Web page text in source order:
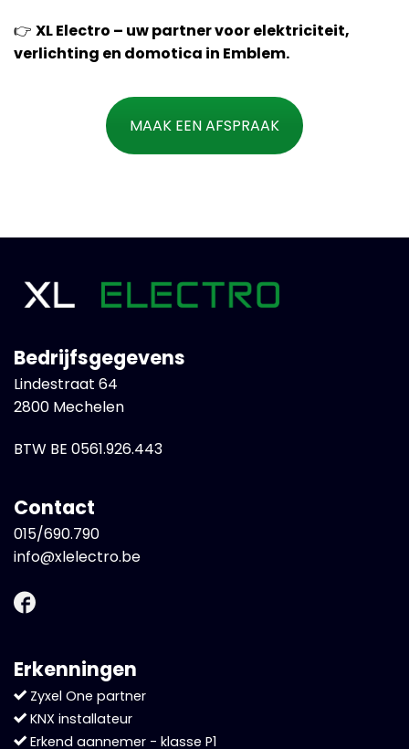
👉 XL Electro – uw partner voor elektriciteit,
verlichting en domotica in Emblem.
MAAK EEN AFSPRAAK
Bedrijfsgegevens
Lindestraat 64
2800 Mechelen
BTW BE 0561.926.443
Contact
015/690.790
info@xlelectro.be
Erkenningen
Zyxel One partner
KNX installateur
Erkend aannemer - klasse P1